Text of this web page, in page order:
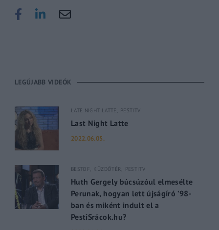
LEGÚJABB VIDEÓK
LATE NIGHT LATTE PESTITV
Last Night Latte
2022.06.05.
BESTOF KÜZDŐTÉR PESTITV
Huth Gergely búcsúzóul elmesélte
Perunak, hogyan lett újságíró ’98-
ban és miként indult el a
PestiSrácok.hu?